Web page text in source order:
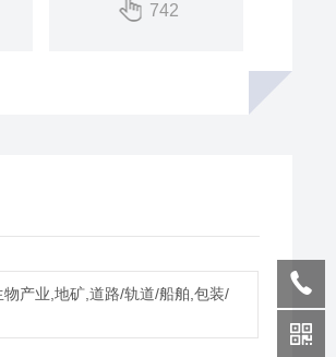
742
物产业,地矿,道路/轨道/船舶,包装/